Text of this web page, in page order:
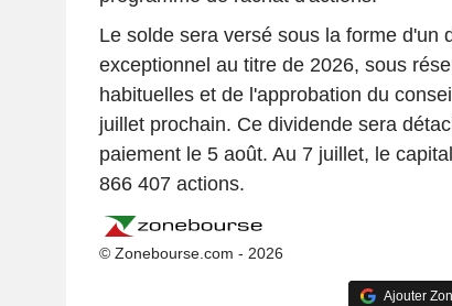
Le solde sera versé sous la forme d'un
exceptionnel au titre de 2026, sous
habituelles et de l'approbation du
juillet prochain. Ce dividende sera
paiement le 5 août. Au 7 juillet, le
866 407 actions.
© Zonebourse.com - 2026
Ajouter